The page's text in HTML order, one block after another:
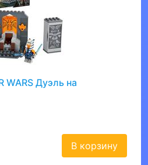
WARS Дуэль на
В корзину